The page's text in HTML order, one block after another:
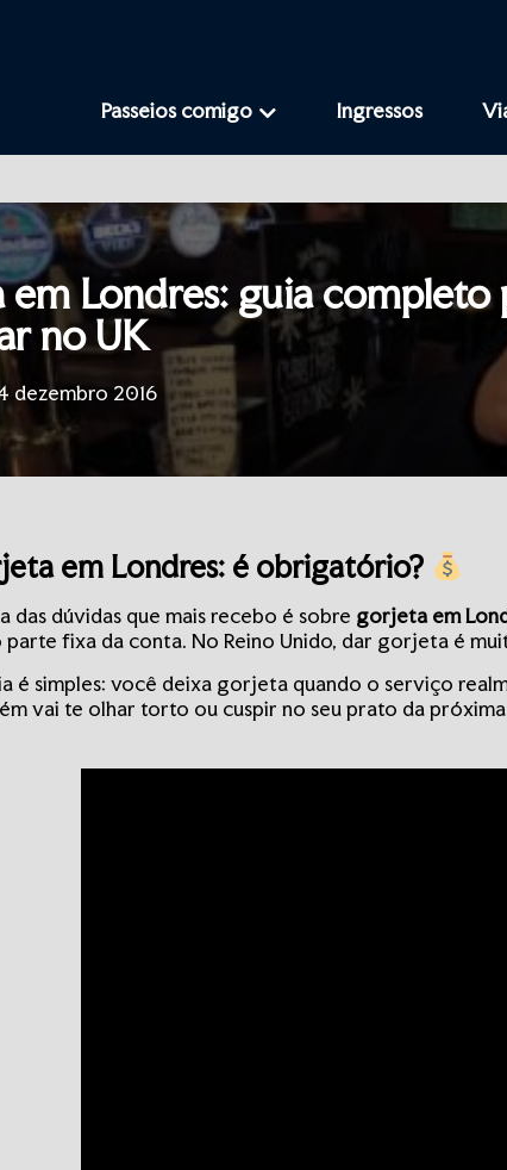
Passeios comigo Ingressos
Londres: guia completo
no UK
dezembro 2016
em Londres: é obrigatório?
das dúvidas que mais recebo é sobre gorjeta em
parte fixa da conta. No Reino Unido, dar gorjeta é
é simples: você deixa gorjeta quando o serviço
vai te olhar torto ou cuspir no seu prato da